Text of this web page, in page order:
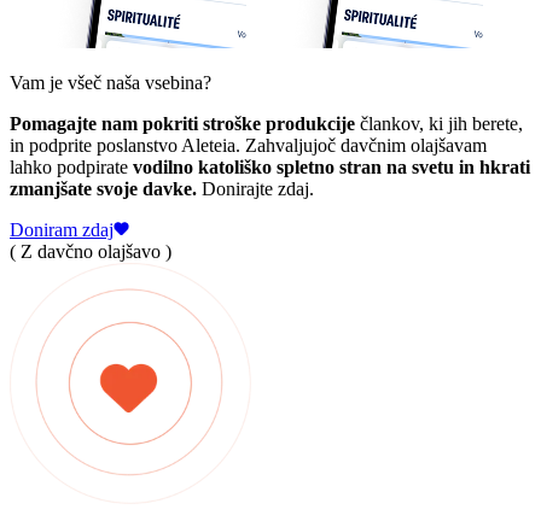
Vam je všeč naša vsebina?
Pomagajte nam pokriti stroške produkcije člankov, ki jih berete,
in podprite poslanstvo Aleteia. Zahvaljujoč davčnim olajšavam
lahko podpirate vodilno katoliško spletno stran na svetu in hkrati
zmanjšate svoje davke. Donirajte zdaj.
Doniram zdaj
( Z davčno olajšavo )